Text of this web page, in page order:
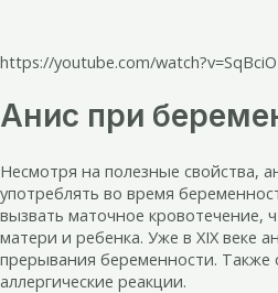
https://youtube.com/
Анис при
Несмотря на полезные свойства,
употреблять во время
вызвать маточное кровотечение,
матери и ребенка. Уже в XIX веке
прерывания беременности.
аллергические реакции.